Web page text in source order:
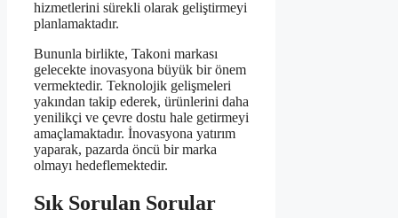
hizmetlerini sürekli olarak geliştirmeyi
planlamaktadır.
Bununla birlikte, Takoni markası
gelecekte inovasyona büyük bir önem
vermektedir. Teknolojik gelişmeleri
yakından takip ederek, ürünlerini daha
yenilikçi ve çevre dostu hale getirmeyi
amaçlamaktadır. İnovasyona yatırım
yaparak, pazarda öncü bir marka
olmayı hedeflemektedir.
Sık Sorulan Sorular